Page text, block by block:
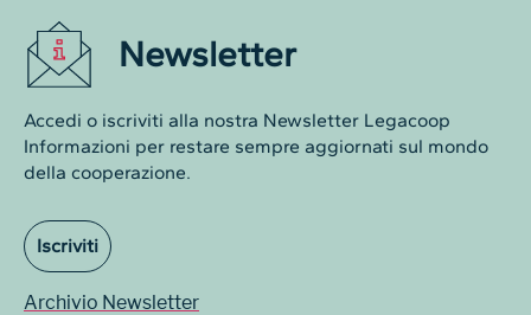
Newsletter
Accedi o iscriviti alla nostra Newsletter Legacoop
Informazioni per restare sempre aggiornati sul mondo
della cooperazione.
Iscriviti
Archivio Newsletter